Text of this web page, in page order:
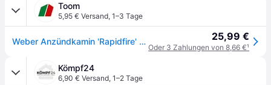
Toom
5,95 € Versand, 1–3 Tage
Weber Anzündkamin 'Rapidfire' Stahl 20,5 x 32 x 32 cm 25,99 €
Oder 3 Zahlungen von 8,66 €¹
Kömpf24
6,90 € Versand, 1–2 Tage